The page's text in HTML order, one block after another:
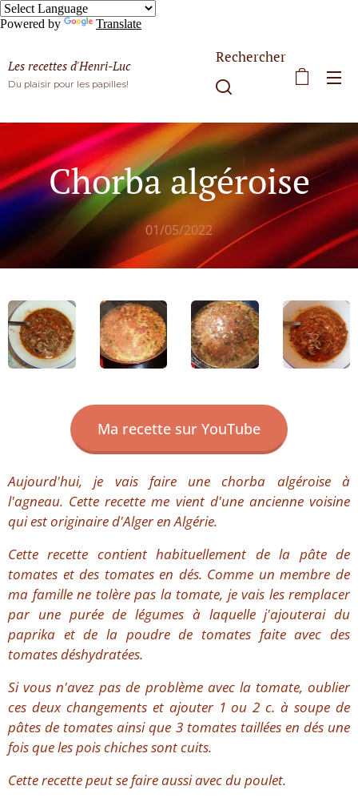
Powered by Translate
Les recettes d'Henri-Luc
Du plaisir pour les papilles!
Rechercher
Chorba algéroise
01/05/2022
Ma recette sur YouTube
Aujourd'hui, je vais faire une chorba algéroise à
l'agneau. Cette recette me vient d'une ancienne voisine
qui est originaire d'Alger en Algérie.
Cette recette contient habituellement de la pâte de
tomates et des tomates en dés. Comme un membre de
ma famille ne tolère pas la tomate, je vais les remplacer
par une purée de légumes à laquelle j'ajouterai du
paprika et de la poudre de tomates faite avec des
tomates déshydratées.
Si vous n'avez pas de problème avec la tomate, oublier
ces deux changements et ajouter 1 ou 2 c. à soupe de
pâtes de tomates ainsi que 3 tomates taillées en dés une
fois que les pois chiches sont cuits.
Cette recette peut se faire aussi avec du poulet.